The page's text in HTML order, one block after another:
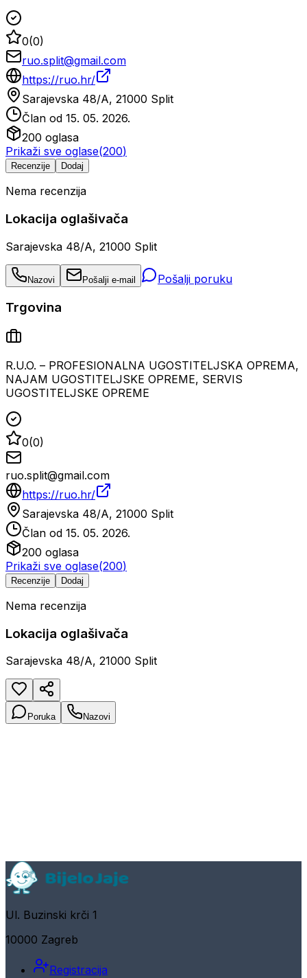
0(0)
ruo.split@gmail.com
https://ruo.hr/
Sarajevska 48/A, 21000 Split
Član od 15. 05. 2026.
200 oglasa
Prikaži sve oglase(200)
Recenzije Dodaj
Nema recenzija
Lokacija oglašivača
Sarajevska 48/A, 21000 Split
Nazovi Pošalji e-mail Pošalji poruku
Trgovina
R.U.O. – PROFESIONALNA UGOSTITELJSKA OPREMA,
NAJAM UGOSTITELJSKE OPREME, SERVIS
UGOSTITELJSKE OPREME
0(0)
ruo.split@gmail.com
https://ruo.hr/
Sarajevska 48/A, 21000 Split
Član od 15. 05. 2026.
200 oglasa
Prikaži sve oglase(200)
Recenzije Dodaj
Nema recenzija
Lokacija oglašivača
Sarajevska 48/A, 21000 Split
Poruka Nazovi
Ul. Buzinski krči 1
10000 Zagreb
Registracija